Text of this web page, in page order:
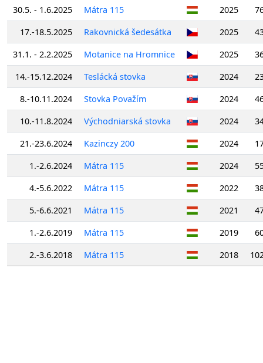
30.5. - 1.6.2025
Mátra 115 2025
17.-18.5.2025
Rakovnická šedesátka 2025
31.1. - 2.2.2025
Motanice na Hromnice 2025
14.-15.12.2024
Teslácká stovka 2024
8.-10.11.2024
Stovka Považím 2024
10.-11.8.2024
Východniarská stovka 2024
21.-23.6.2024
Kazinczy 200 2024
1.-2.6.2024
Mátra 115 2024
4.-5.6.2022
Mátra 115 2022
5.-6.6.2021
Mátra 115 2021
1.-2.6.2019
Mátra 115 2019
2.-3.6.2018
Mátra 115 2018